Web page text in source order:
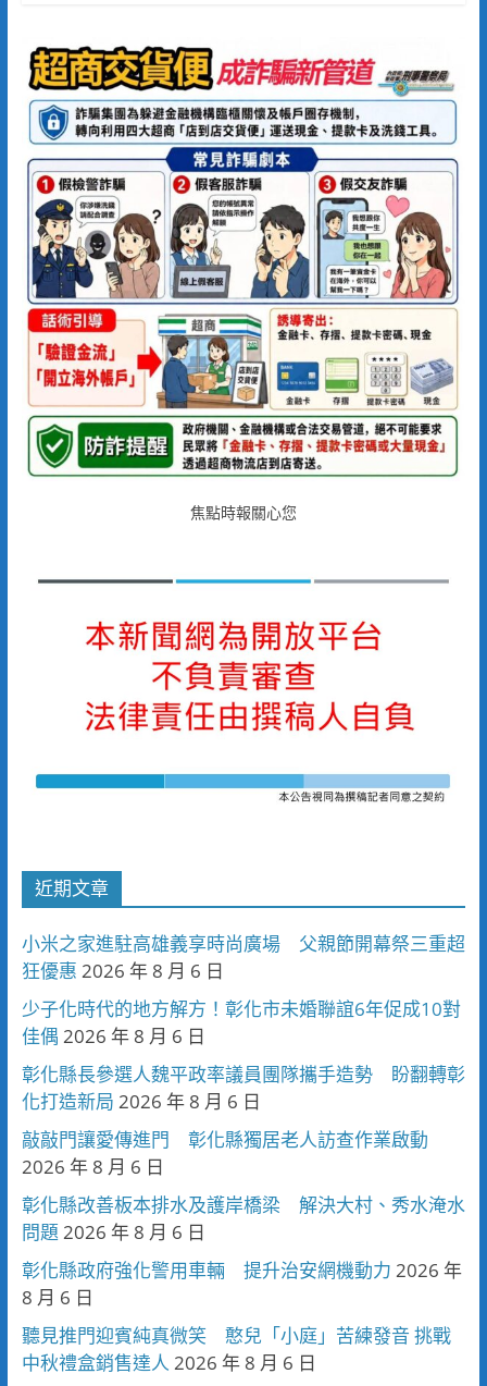
焦點時報關心您
近期文章
小米之家進駐高雄義享時尚廣場 父親節開幕祭三重超
狂優惠 2026 年 8 月 6 日
少子化時代的地方解方！彰化市未婚聯誼6年促成10對
佳偶 2026 年 8 月 6 日
彰化縣長參選人魏平政率議員團隊攜手造勢 盼翻轉彰
化打造新局 2026 年 8 月 6 日
敲敲門讓愛傳進門 彰化縣獨居老人訪查作業啟動
2026 年 8 月 6 日
彰化縣改善板本排水及護岸橋梁 解決大村、秀水淹水
問題 2026 年 8 月 6 日
彰化縣政府強化警用車輛 提升治安網機動力 2026 年
8 月 6 日
聽見推門迎賓純真微笑 憨兒「小庭」苦練發音 挑戰
中秋禮盒銷售達人 2026 年 8 月 6 日